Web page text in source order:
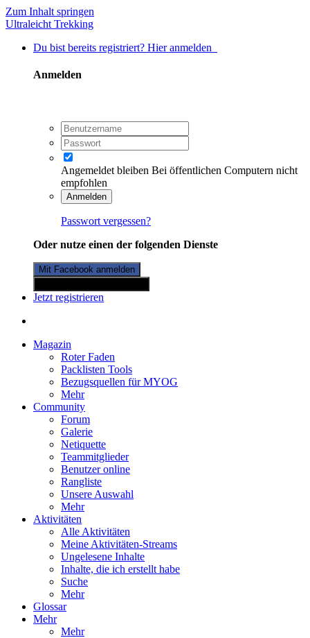
Zum Inhalt springen
Ultraleicht Trekking
Du bist bereits registriert? Hier anmelden
Anmelden
Angemeldet bleiben Bei öffentlichen Computern nicht
empfohlen
Anmelden
Passwort vergessen?
Oder nutze einen der folgenden Dienste
Mit Facebook anmelden
Jetzt registrieren
Magazin
Roter Faden
Packlisten Tools
Bezugsquellen für MYOG
Mehr
Community
Forum
Galerie
Netiquette
Teammitglieder
Benutzer online
Rangliste
Unsere Auswahl
Mehr
Aktivitäten
Alle Aktivitäten
Meine Aktivitäten-Streams
Ungelesene Inhalte
Inhalte, die ich erstellt habe
Suche
Mehr
Glossar
Mehr
Mehr